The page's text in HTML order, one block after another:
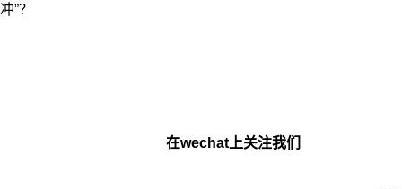
冲”？
在wechat上关注我们